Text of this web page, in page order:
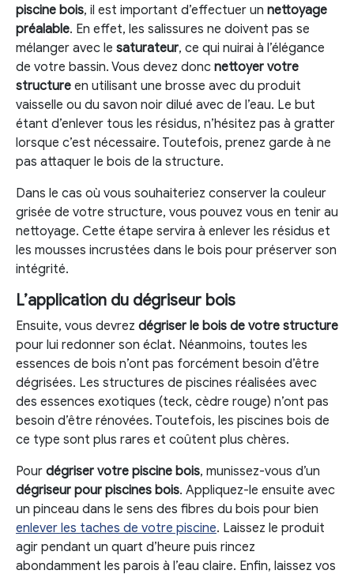
piscine bois, il est important d’effectuer un nettoyage
préalable. En effet, les salissures ne doivent pas se
mélanger avec le saturateur, ce qui nuirai à l’élégance
de votre bassin. Vous devez donc nettoyer votre
structure en utilisant une brosse avec du produit
vaisselle ou du savon noir dilué avec de l’eau. Le but
étant d’enlever tous les résidus, n’hésitez pas à gratter
lorsque c’est nécessaire. Toutefois, prenez garde à ne
pas attaquer le bois de la structure.
Dans le cas où vous souhaiteriez conserver la couleur
grisée de votre structure, vous pouvez vous en tenir au
nettoyage. Cette étape servira à enlever les résidus et
les mousses incrustées dans le bois pour préserver son
intégrité.
L’application du dégriseur bois
Ensuite, vous devrez dégriser le bois de votre structure
pour lui redonner son éclat. Néanmoins, toutes les
essences de bois n’ont pas forcément besoin d’être
dégrisées. Les structures de piscines réalisées avec
des essences exotiques (teck, cèdre rouge) n’ont pas
besoin d’être rénovées. Toutefois, les piscines bois de
ce type sont plus rares et coûtent plus chères.
Pour dégriser votre piscine bois, munissez-vous d’un
dégriseur pour piscines bois. Appliquez-le ensuite avec
un pinceau dans le sens des fibres du bois pour bien
enlever les taches de votre piscine. Laissez le produit
agir pendant un quart d’heure puis rincez
abondamment les parois à l’eau claire. Enfin, laissez vos